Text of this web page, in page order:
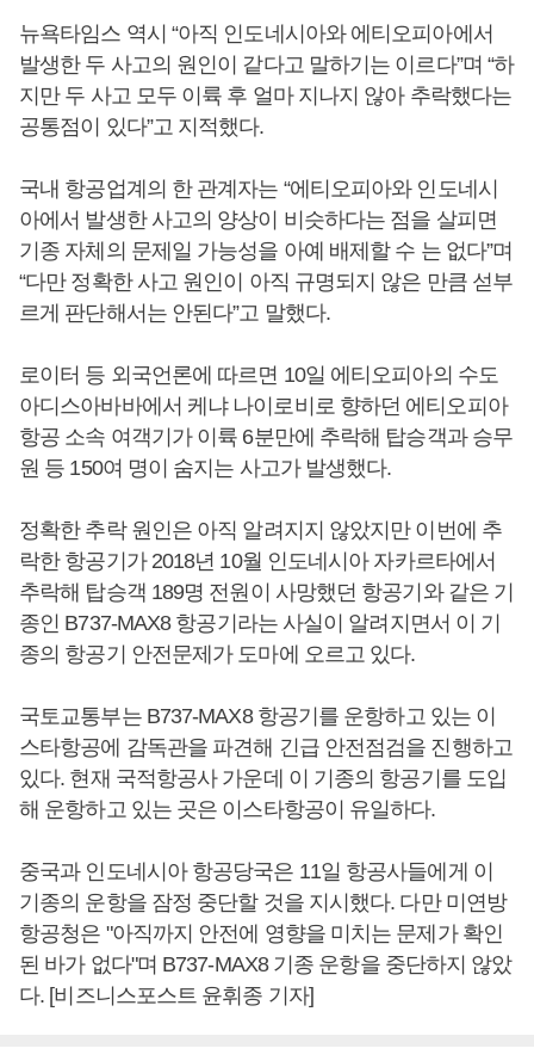
뉴욕타임스 역시 “아직 인도네시아와 에티오피아에서
발생한 두 사고의 원인이 같다고 말하기는 이르다”며 “하
지만 두 사고 모두 이륙 후 얼마 지나지 않아 추락했다는
공통점이 있다”고 지적했다.
국내 항공업계의 한 관계자는 “에티오피아와 인도네시
아에서 발생한 사고의 양상이 비슷하다는 점을 살피면
기종 자체의 문제일 가능성을 아예 배제할 수 는 없다”며
“다만 정확한 사고 원인이 아직 규명되지 않은 만큼 섣부
르게 판단해서는 안된다”고 말했다.
로이터 등 외국언론에 따르면 10일 에티오피아의 수도
아디스아바바에서 케냐 나이로비로 향하던 에티오피아
항공 소속 여객기가 이륙 6분만에 추락해 탑승객과 승무
원 등 150여 명이 숨지는 사고가 발생했다.
정확한 추락 원인은 아직 알려지지 않았지만 이번에 추
락한 항공기가 2018년 10월 인도네시아 자카르타에서
추락해 탑승객 189명 전원이 사망했던 항공기와 같은 기
종인 B737-MAX8 항공기라는 사실이 알려지면서 이 기
종의 항공기 안전문제가 도마에 오르고 있다.
국토교통부는 B737-MAX8 항공기를 운항하고 있는 이
스타항공에 감독관을 파견해 긴급 안전점검을 진행하고
있다. 현재 국적항공사 가운데 이 기종의 항공기를 도입
해 운항하고 있는 곳은 이스타항공이 유일하다.
중국과 인도네시아 항공당국은 11일 항공사들에게 이
기종의 운항을 잠정 중단할 것을 지시했다. 다만 미연방
항공청은 "아직까지 안전에 영향을 미치는 문제가 확인
된 바가 없다"며 B737-MAX8 기종 운항을 중단하지 않았
다. [비즈니스포스트 윤휘종 기자]